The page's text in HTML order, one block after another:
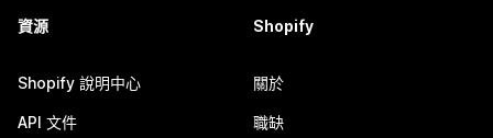
資源
Shopify 說明中心
API 文件
Shopify
關於
職缺